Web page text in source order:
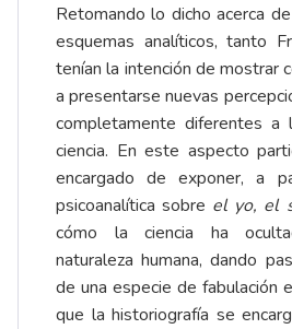
Retomando lo dicho acerca
esquemas analíticos, tanto
tenían la intención de mostrar
a presentarse nuevas
completamente diferentes a
ciencia. En este aspecto
encargado de exponer, a
psicoanalítica sobre el yo, el
cómo la ciencia ha
naturaleza humana, dando
de una especie de fabulación
que la historiografía se